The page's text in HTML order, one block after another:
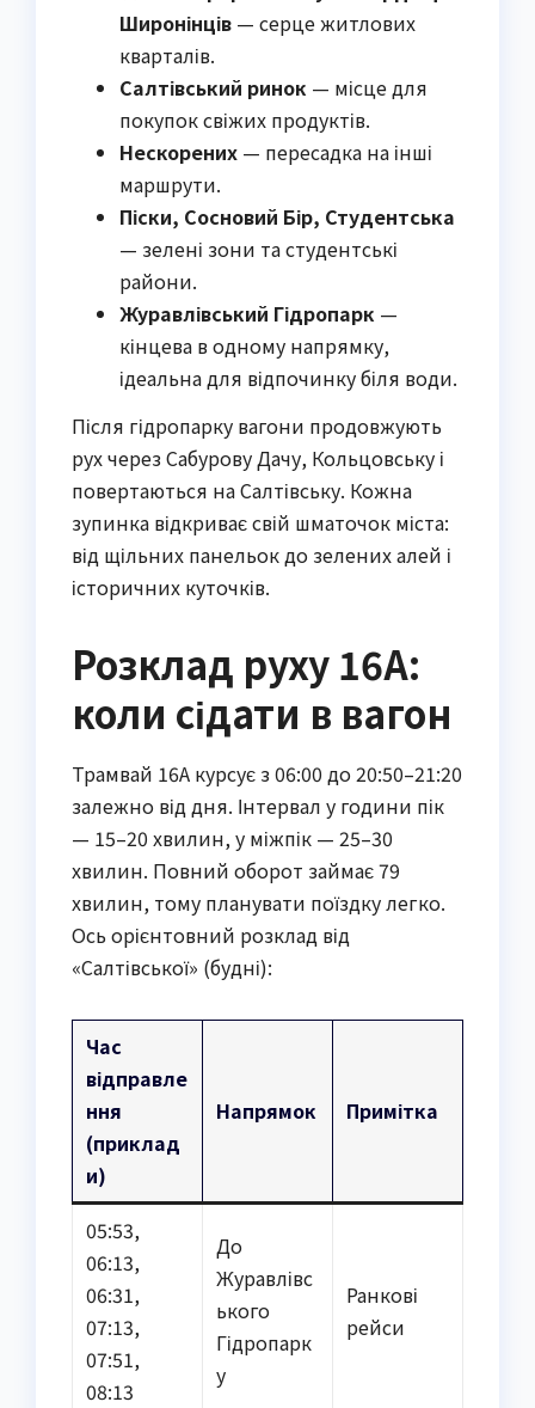
Широнінців — серце житлових
кварталів.
Салтівський ринок — місце для
покупок свіжих продуктів.
Нескорених — пересадка на інші
маршрути.
Піски, Сосновий Бір, Студентська
— зелені зони та студентські
райони.
Журавлівський Гідропарк —
кінцева в одному напрямку,
ідеальна для відпочинку біля води.
Після гідропарку вагони продовжують
рух через Сабурову Дачу, Кольцовську і
повертаються на Салтівську. Кожна
зупинка відкриває свій шматочок міста:
від щільних панельок до зелених алей і
історичних куточків.
Розклад руху 16А:
коли сідати в вагон
Трамвай 16А курсує з 06:00 до 20:50–21:20
залежно від дня. Інтервал у години пік
— 15–20 хвилин, у міжпік — 25–30
хвилин. Повний оборот займає 79
хвилин, тому планувати поїздку легко.
Ось орієнтовний розклад від
«Салтівської» (будні):
Час
відправле
ння
(приклад
и)
Напрямок Примітка
05:53,
06:13,
06:31,
07:13,
07:51,
08:13
До
Журавлівс
ького
Гідропарк
у
Ранкові
рейси